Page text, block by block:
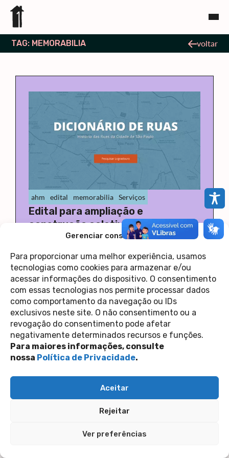
Gerenciar consentimento
Para proporcionar uma melhor experiência, usamos
tecnologias como cookies para armazenar e/ou
acessar informações do dispositivo. O consentimento
com essas tecnologias nos permite processar dados
como comportamento da navegação ou IDs
exclusivos neste site. O não consentimento ou a
revogação do consentimento pode afetar
negativamente determinados recursos e funções.
Para maiores informações, consulte
nossa Política de Privacidade.
Aceitar
Rejeitar
Ver preferências
TAG: MEMORABILIA voltar
ahm edital memorabilia Serviços
Edital para ampliação e
construção coletiva do Dicionário
de Ruas de São Paulo está no ar
Contato
Política de Privacidade
Perguntas Frequentes
copyright 2026
Inscreva-se na nossa newsletter
siga-nos nas redes sociais